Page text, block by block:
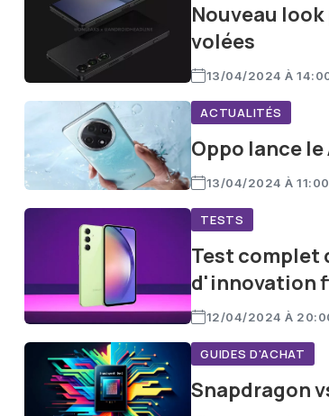
Nouveau look
volées
13/04/2024 À
ACTUALITÉS
Oppo lance
13/04/2024 À 11:00
TESTS
Test complet
d'innovation
12/04/2024 À
GUIDES D'ACHAT
Snapdragon